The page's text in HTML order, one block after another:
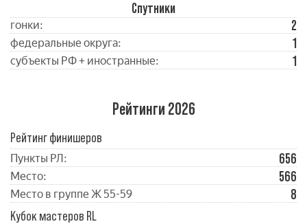
Спутники
гонки: 2
федеральные округа: 1
субъекты РФ + иностранные: 1
Рейтинги 2026
Рейтинг финишеров
Пункты РЛ: 656
Место: 566
Место в группе Ж 55-59
8
Кубок мастеров RL